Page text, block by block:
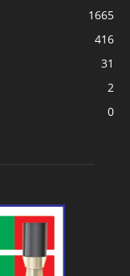
1665
416
31
2
0